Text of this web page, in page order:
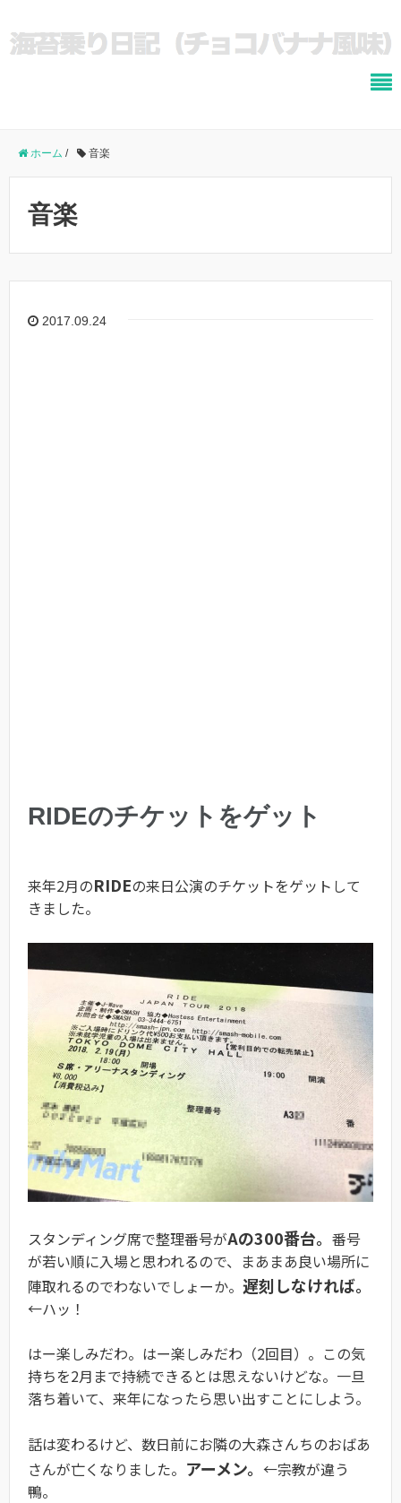
ホーム / 音楽
音楽
2017.09.24
RIDEのチケットをゲット
来年2月のRIDEの来日公演のチケットをゲットして
きました。
スタンディング席で整理番号がAの300番台。 番号
が若い順に入場と思われるので、まあまあ良い場所に
陣取れるのでわないでしょーか。 遅刻しなければ。
←ハッ！
はー楽しみだわ。はー楽しみだわ（2回目）。この気
持ちを2月まで持続できるとは思えないけどな。一旦
落ち着いて、来年になったら思い出すことにしよう。
話は変わるけど、数日前にお隣の大森さんちのおばあ
さんが亡くなりました。 アーメン。 ←宗教が違う
鴨。